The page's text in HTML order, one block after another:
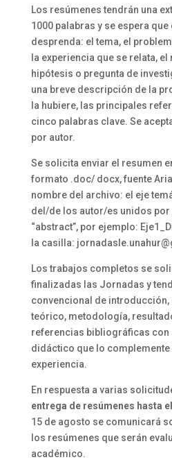
Los resúmenes tendrán una
1000 palabras y se espera
desprenda: el tema, el
la experiencia que se relata,
hipótesis o pregunta de
una breve descripción de la
la hubiere, las principales
cinco palabras clave. Se
por autor.
Se solicita enviar el resumen
formato .doc/ docx, fuente
nombre del archivo: el eje
del/de los autor/es unidos por
“abstract”, por ejemplo:
la casilla:
Los trabajos completos se
finalizadas las Jornadas y
convencional de
teórico, metodología,
referencias bibliográficas
didáctico que lo complemente
experiencia.
En respuesta a varias
entrega de resúmenes hasta
15 de agosto se comunicará
los resúmenes que serán
académico.